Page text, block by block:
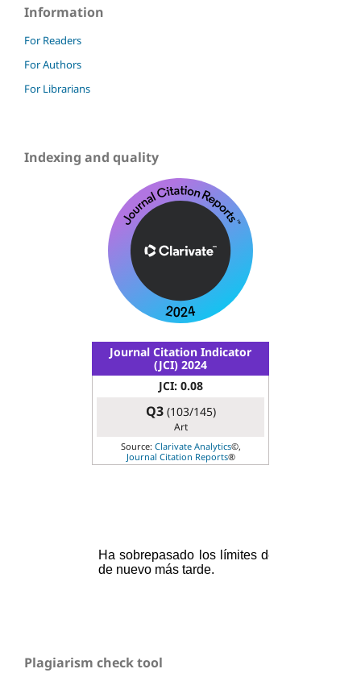
Information
For Readers
For Authors
For Librarians
Indexing and quality
Journal Citation Indicator
(JCI) 2024
JCI: 0.08
Q3(103/145)
Art
Source: Clarivate Analytics©,
Journal Citation Reports®
Plagiarism check tool